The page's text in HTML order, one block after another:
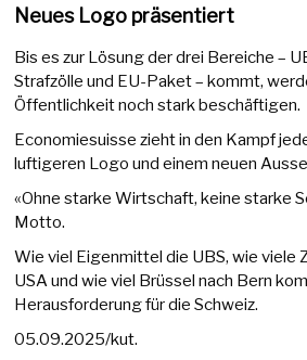
Neues Logo präsentiert
Bis es zur Lösung der drei Bereiche –
Strafzölle und EU-Paket – kommt,
Öffentlichkeit noch stark beschäftigen.
Economiesuisse zieht in den Kampf
luftigeren Logo und einem neuen
«Ohne starke Wirtschaft, keine starke
Motto.
Wie viel Eigenmittel die UBS, wie viele
USA und wie viel Brüssel nach Bern
Herausforderung für die Schweiz.
05.09.2025/kut.